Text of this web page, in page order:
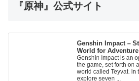
『原神』公式サイト
Genshin Impact –
World for Adventure
Genshin Impact is an
the game, set forth on
world called Teyvat. In
explore seven ...